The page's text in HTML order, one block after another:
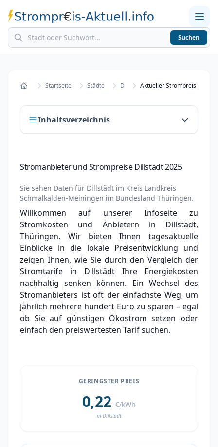
Home
Stromkosten berechnen
Suchen
StartseiteStartseite Städte D Aktueller Strompreis in
Inhaltsverzeichnis
Strompreisvergleich Dillstädt 2025
Grundversorger Dillstädt
Experten-Analyse: Strommarkt in Dillstädt
Aktueller Strompreis in Dillstädt
Stromanbieter in der Nähe von Dillstädt
Stromanbieter und Strompreise Dillstädt 2025
Sie sehen Daten für Dillstädt im Kreis Landkreis
Schmalkalden-Meiningen im Bundesland Thüringen.
Willkommen auf unserer Infoseite zu
Stromkosten und Anbietern in Dillstädt,
Thüringen. Wir bieten Ihnen tagesaktuelle
Einblicke in die lokale Preisentwicklung und
zeigen Ihnen, wie Sie durch den Vergleich der
Stromtarife in Dillstädt Ihre Energiekosten
nachhaltig senken können. Ein Wechsel des
Stromanbieters ist oft der einfachste Weg, um
jährlich mehrere hundert Euro zu sparen – egal
ob Sie auf günstigen Ökostrom setzen oder
einfach den preiswertesten Tarif suchen.
GERINGSTER PREIS
0,22 €/kWh
in Dillstädt